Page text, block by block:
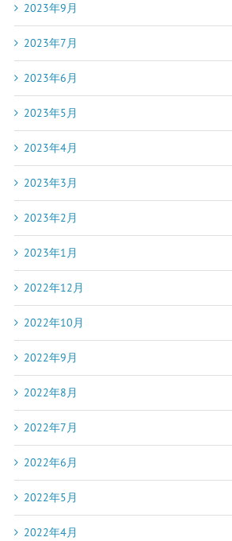
2023年9月
2023年7月
2023年6月
2023年5月
2023年4月
2023年3月
2023年2月
2023年1月
2022年12月
2022年10月
2022年9月
2022年8月
2022年7月
2022年6月
2022年5月
2022年4月